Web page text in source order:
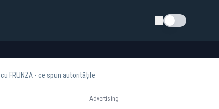
Schimba tema
FRUNZA - ce spun autoritățile
Advertising